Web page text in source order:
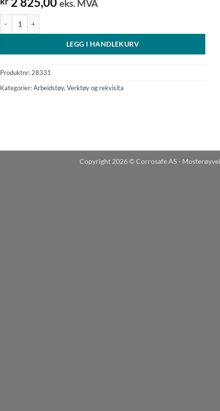
eks. MVA
LEGG I HANDLEKURV
Produktnr: 28331
Kategorier:Arbeidstøy, Verktøy og rekvisita
Copyright 2026 © Corrosafe AS -